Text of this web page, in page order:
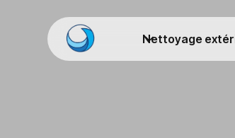
Nettoyage